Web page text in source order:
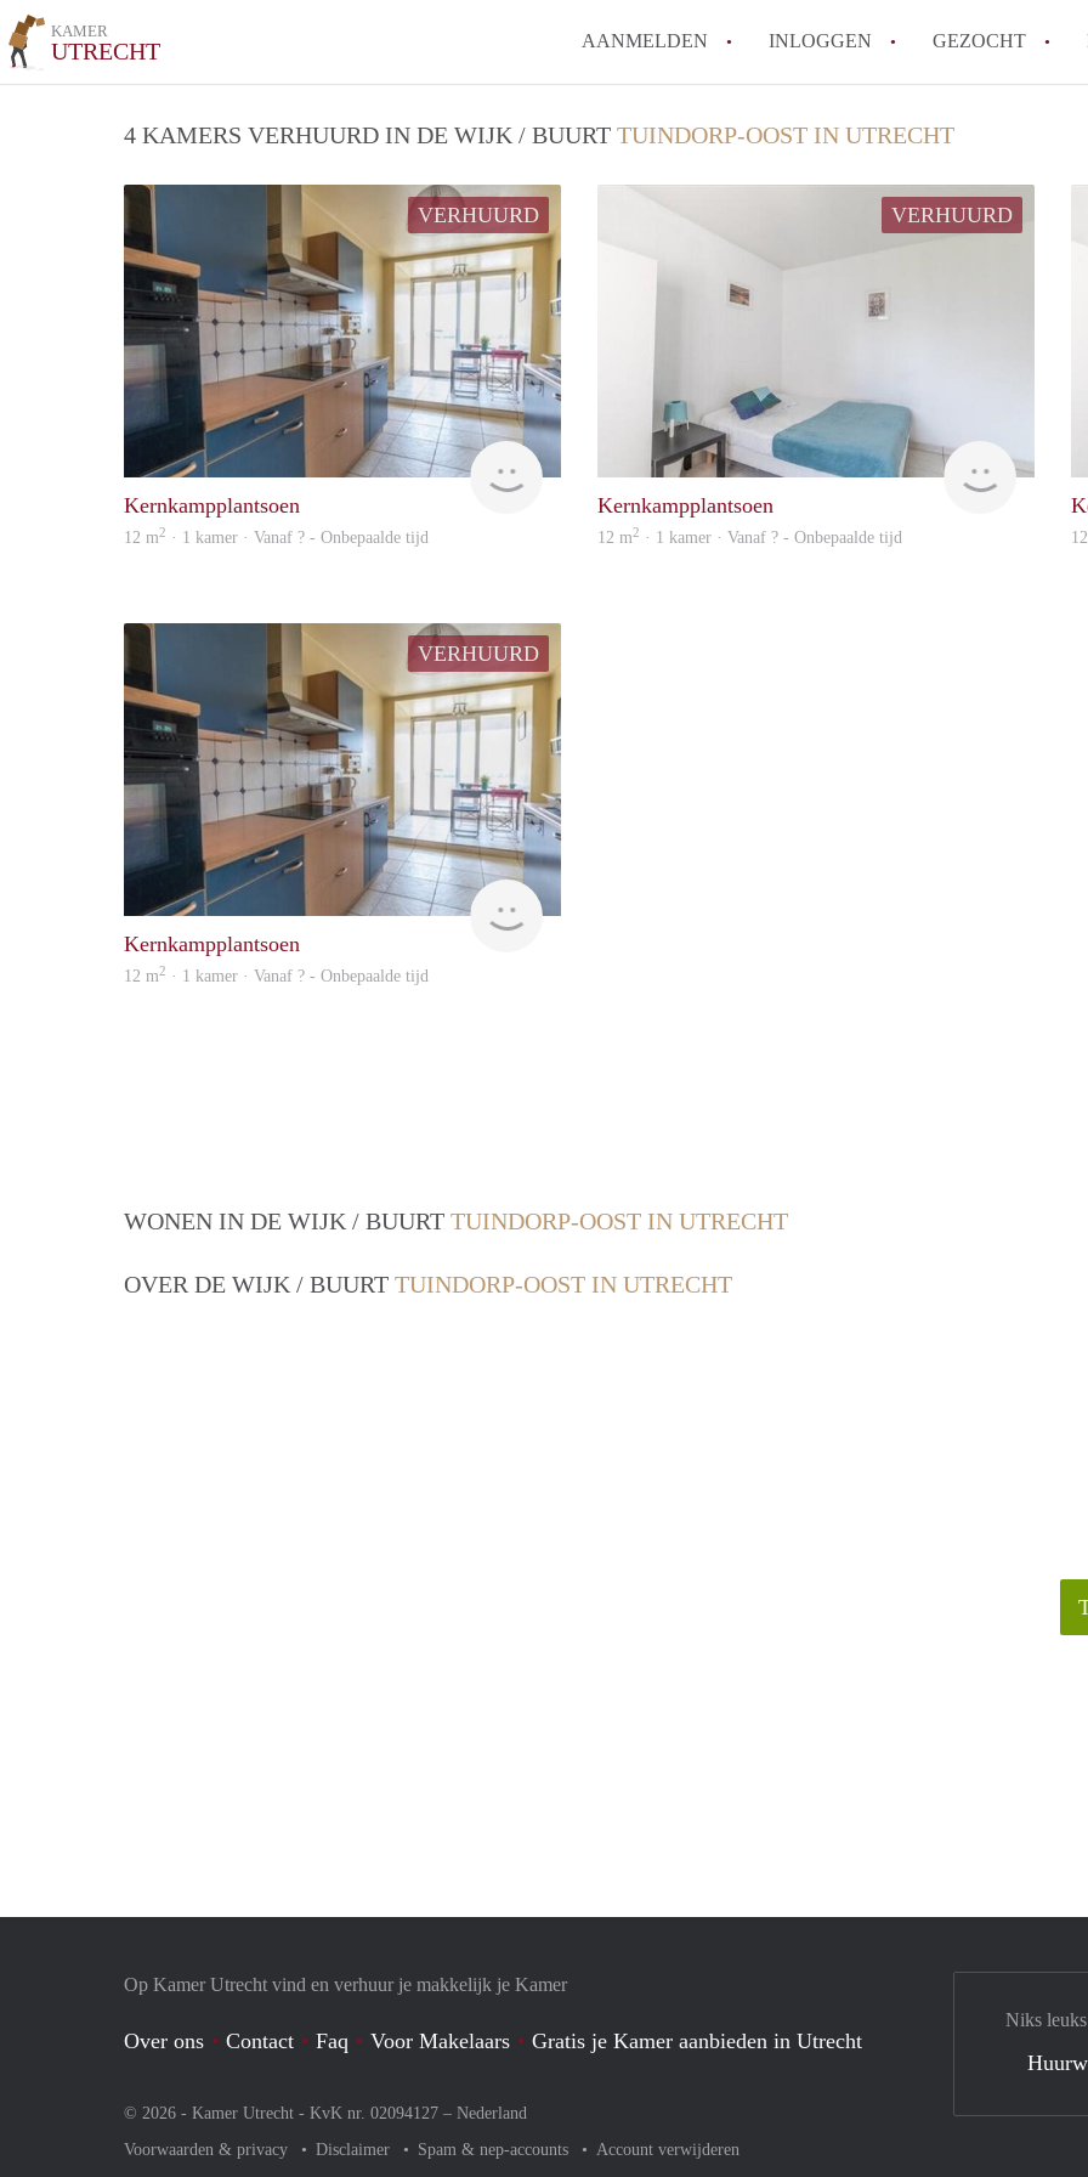
KAMER
UTRECHT AANMELDEN INLOGGEN GEZOCHT
Hoe vind ik snel een kamer in
Tips: om in Utrecht een kamer
Hoe werkt Kamers Utrecht
Alle veelgestelde vragen
4 KAMERS VERHUURD IN DE WIJK / BUURT TUINDORP-OOST IN UTRECHT
VERHUURD
Kernkampplantsoen
12 m2 · 1 kamer · Vanaf ? - Onbepaalde tijd
VERHUURD
Kernkampplantsoen
12 m2 · 1 kamer · Vanaf ? - Onbepaalde tijd
VERHUURD
Kernkampplantsoen
12 m2 · 1 kamer · Vanaf ? - Onbepaalde tijd
WONEN IN DE WIJK / BUURT TUINDORP-OOST IN UTRECHT
OVER DE WIJK / BUURT TUINDORP-OOST IN UTRECHT
Op Kamer Utrecht vind en verhuur je makkelijk je Kamer
Over ons Contact Faq Voor Makelaars Gratis je Kamer aanbieden in Utrecht
© 2026 - Kamer Utrecht - KvK nr. 02094127 – Nederland
Voorwaarden & privacy
Disclaimer Spam & nep-accounts Account verwijderen
Niks